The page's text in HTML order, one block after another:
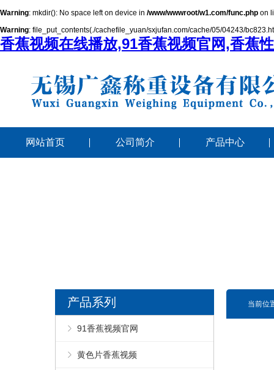
Warning: mkdir(): No space left on device in /www/wwwroot/w1.com/func.php on
Warning: file_put_contents(./cachefile_yuan/sxjufan.com/cache/05/04243/
香蕉视频在线播放,91香蕉视频官网,香蕉
网站首页 公司简介 产品中心
产品系列
91香蕉视频官网
黄色片香蕉视频
当前位